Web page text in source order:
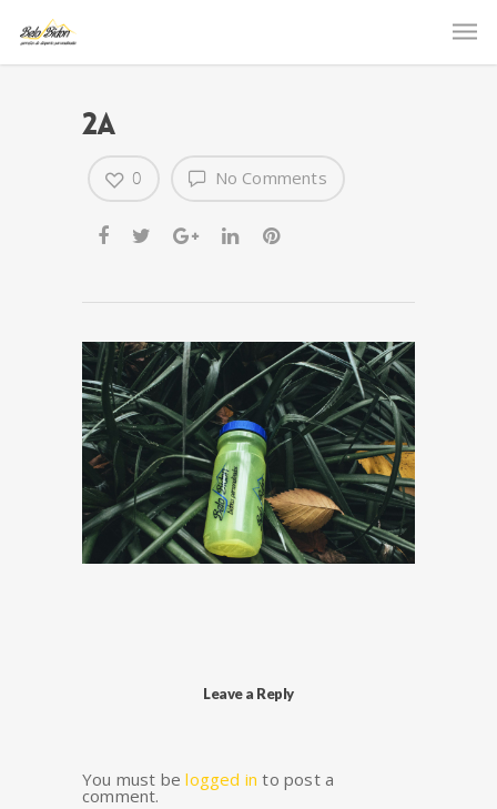
2a
No Comments
0
Leave a Reply
You must belogged in to post a
comment.